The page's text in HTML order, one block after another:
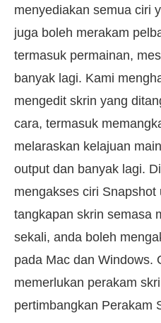
menyediakan semua ciri
juga boleh merakam
termasuk permainan,
banyak lagi. Kami
mengedit skrin yang
cara, termasuk
melaraskan kelajuan
output dan banyak lagi.
mengakses ciri Snapshot
tangkapan skrin semasa
sekali, anda boleh
pada Mac dan Windows.
memerlukan perakam
pertimbangkan Perakam